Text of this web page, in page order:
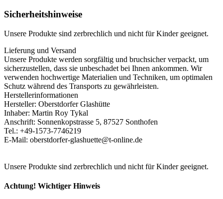
Sicherheitshinweise
Unsere Produkte sind zerbrechlich und nicht für Kinder geeignet.
Lieferung und Versand
Unsere Produkte werden sorgfältig und bruchsicher verpackt, um
sicherzustellen, dass sie unbeschadet bei Ihnen ankommen. Wir
verwenden hochwertige Materialien und Techniken, um optimalen
Schutz während des Transports zu gewährleisten.
Herstellerinformationen
Hersteller: Oberstdorfer Glashütte
Inhaber: Martin Roy Tykal
Anschrift: Sonnenkopstrasse 5, 87527 Sonthofen
Tel.: +49-1573-7746219
E-Mail: oberstdorfer-glashuette@t-online.de
Unsere Produkte sind zerbrechlich und nicht für Kinder geeignet.
Achtung! Wichtiger Hinweis